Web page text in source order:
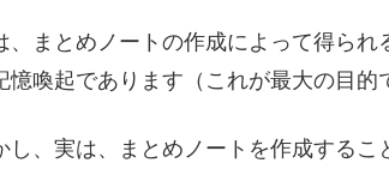
、まとめノートの作成によって得ら
憶喚起であります（これが最大の目的
し、実は、まとめノートを作成する